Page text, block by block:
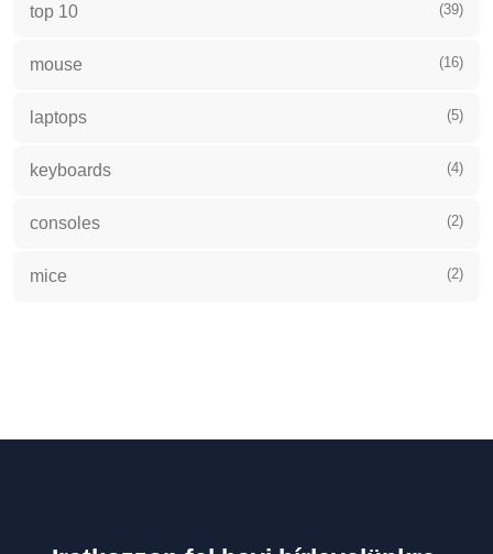
top 10 (39)
mouse (16)
laptops (5)
keyboards (4)
consoles (2)
mice (2)